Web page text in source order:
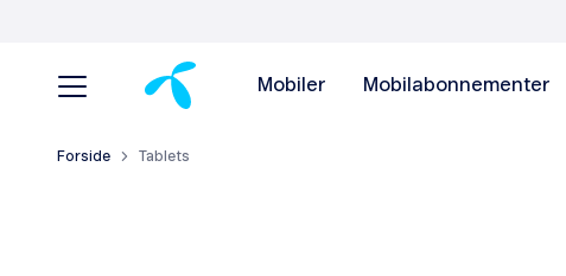
Mobiler Mobilabonnementer
Forside Tablets